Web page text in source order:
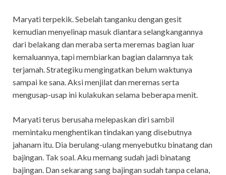
Maryati terpekik. Sebelah tanganku dengan gesit
kemudian menyelinap masuk diantara selangkangannya
dari belakang dan meraba serta meremas bagian luar
kemaluannya, tapi membiarkan bagian dalamnya tak
terjamah. Strategiku mengingatkan belum waktunya
sampai ke sana. Aksi menjilat dan meremas serta
mengusap-usap ini kulakukan selama beberapa menit.
Maryati terus berusaha melepaskan diri sambil
memintaku menghentikan tindakan yang disebutnya
jahanam itu. Dia berulang-ulang menyebutku binatang dan
bajingan. Tak soal. Aku memang sudah jadi binatang
bajingan. Dan sekarang sang bajingan sudah tanpa celana,